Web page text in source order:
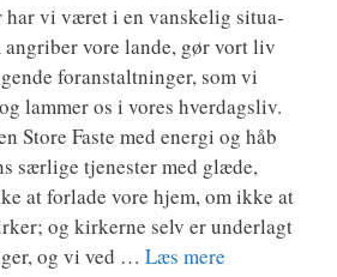
har vi været i en van­ske­lig situ­a­
vore lan­de, gør vort liv
for­an­stalt­nin­ger, som vi
lam­mer os i vores hver­dags­liv.
Sto­re Faste med ener­gi og håb
sær­li­ge tje­ne­ster med glæ­de,
at for­la­de vore hjem, om ikke at
og kir­ker­ne selv er under­lagt
og vi ved … Læs mere